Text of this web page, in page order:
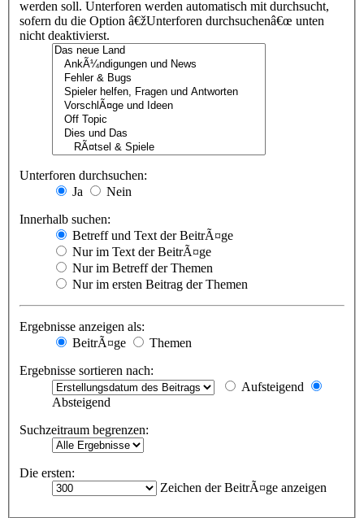
werden soll. Unterforen werden automatisch mit durchsucht,
sofern du die Option â€žUnterforen durchsuchenâ€œ unten
nicht deaktivierst.
Unterforen durchsuchen:
Ja
Nein
Innerhalb suchen:
Betreff und Text der BeitrÃ¤ge
Nur im Text der BeitrÃ¤ge
Nur im Betreff der Themen
Nur im ersten Beitrag der Themen
Ergebnisse anzeigen als:
BeitrÃ¤ge
Themen
Ergebnisse sortieren nach:
Aufsteigend
Absteigend
Suchzeitraum begrenzen:
Die ersten:
Zeichen der BeitrÃ¤ge anzeigen